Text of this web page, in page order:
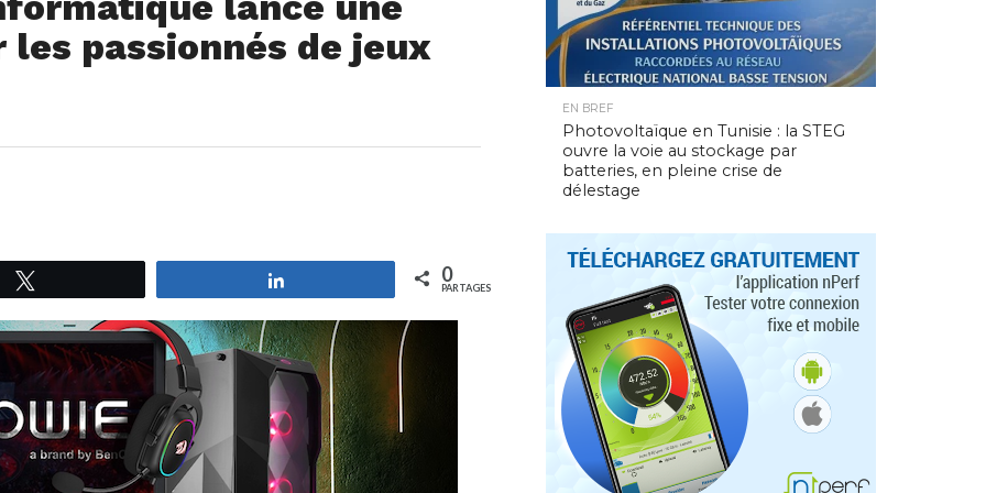
passionnés de jeux
0
PARTAGES
EN BREF
Photovoltaïque en Tunisie : la STEG
ouvre la voie au stockage par
batteries, en pleine crise de
délestage